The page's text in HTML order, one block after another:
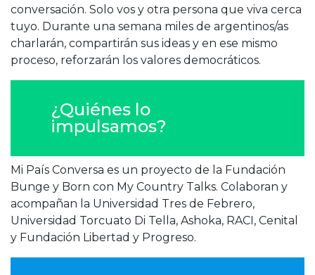
conversación. Solo vos y otra persona que viva cerca
tuyo. Durante una semana miles de argentinos/as
charlarán, compartirán sus ideas y en ese mismo
proceso, reforzarán los valores democráticos.
¿Quiénes lo
impulsamos?
Mi País Conversa es un proyecto de la Fundación
Bunge y Born con My Country Talks. Colaboran y
acompañan la Universidad Tres de Febrero,
Universidad Torcuato Di Tella, Ashoka, RACI, Cenital
y Fundación Libertad y Progreso.